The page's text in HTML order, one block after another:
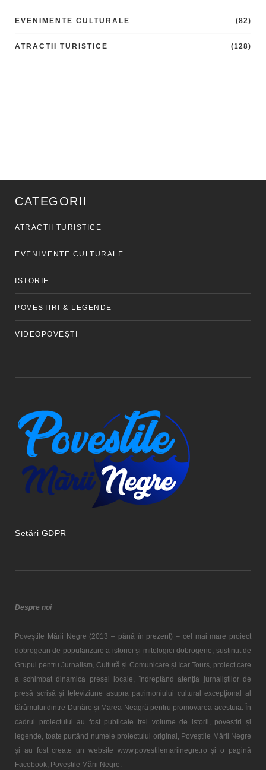
EVENIMENTE CULTURALE (82)
ATRACTII TURISTICE (128)
CATEGORII
ATRACTII TURISTICE
EVENIMENTE CULTURALE
ISTORIE
POVESTIRI & LEGENDE
VIDEOPOVEȘTI
Setări GDPR
Despre noi
Poveștile Mării Negre (2013 – până în prezent) – cel mai mare proiect
dobrogean de popularizare a istoriei și mitologiei dobrogene, susținut de
Grupul pentru Jurnalism, Cultură și Comunicare și Icar Tours, proiect care
a schimbat dinamica presei locale, îndreptând atenția jurnaliștilor de
presă scrisă și televiziune asupra patrimoniului cultural excepțional al
tărâmului dintre Dunăre și Marea Neagră pentru promovarea acestuia. În
cadrul proiectului au fost publicate trei volume de istorii, povestiri și
legende, toate purtând numele proiectului original, Poveștile Mării Negre
și au fost create un website www.povestilemariinegre.ro și o pagină
Facebook, Poveștile Mării Negre.